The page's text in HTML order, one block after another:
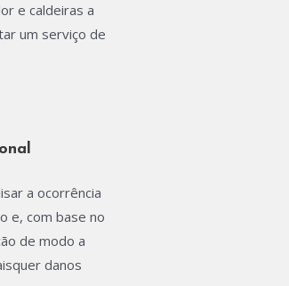
e caldeiras a
um serviço de
a ocorrência
e, com base no
de modo a
danos